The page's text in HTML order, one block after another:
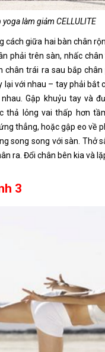
yoga làm giảm CELLULITE
cách giữa hai bàn chân
phải trên sàn, nhấc
chân trái ra sau bắp
lại với nhau – tay phải bắt
Gập khuỷu tay và
thả lỏng vai thấp hơn
thẳng, hoặc gập eo về
song song với sàn. Thở
ra. Đổi chân bên kia và
3